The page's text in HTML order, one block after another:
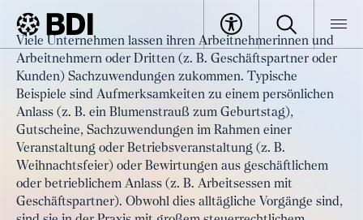
BDI Artikel
Artikel
Sachzuwendungen:
Steuervereinfachung und digitale
Abrechnung
Viele Unternehmen lassen ihren Arbeitnehmerinnen und
Arbeitnehmern oder Dritten (z. B. Geschäftspartner oder
Kunden) Sachzuwendungen zukommen. Typische
Beispiele sind Aufmerksamkeiten zu einem persönlichen
Anlass (z. B. ein Blumenstrauß zum Geburtstag),
Gutscheine, Sachzuwendungen im Rahmen einer
Veranstaltung oder Betriebsveranstaltung (z. B.
Weihnachtsfeier) oder Bewirtungen aus geschäftlichem
oder betrieblichem Anlass (z. B. Arbeitsessen mit
Geschäftspartner). Obwohl dies alltägliche Vorgänge sind,